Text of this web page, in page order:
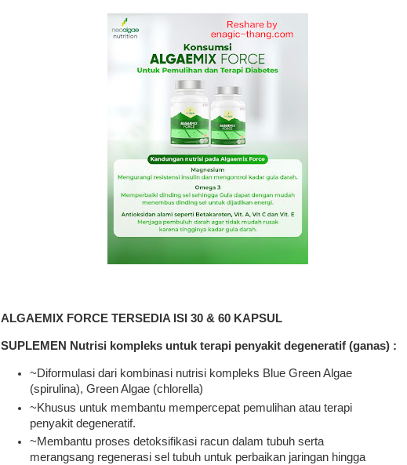
ALGAEMIX FORCE TERSEDIA ISI 30 & 60 KAPSUL
SUPLEMEN Nutrisi kompleks untuk terapi penyakit degeneratif (ganas) :
~Diformulasi dari kombinasi nutrisi kompleks Blue Green Algae
(spirulina), Green Algae (chlorella)
~Khusus untuk membantu mempercepat pemulihan atau terapi
penyakit degeneratif.
~Membantu proses detoksifikasi racun dalam tubuh serta
merangsang regenerasi sel tubuh untuk perbaikan jaringan hingga